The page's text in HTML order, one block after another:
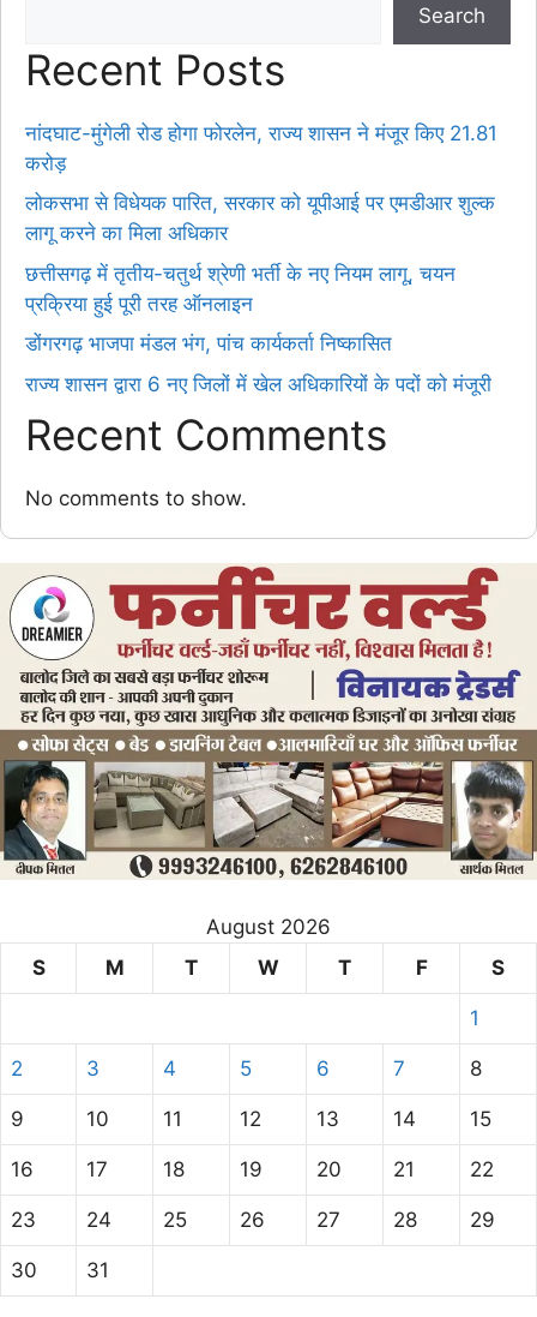
Search
Recent Posts
नांदघाट-मुंगेली रोड होगा फोरलेन, राज्य शासन ने मंजूर किए 21.81
करोड़
लोकसभा से विधेयक पारित, सरकार को यूपीआई पर एमडीआर शुल्क
लागू करने का मिला अधिकार
छत्तीसगढ़ में तृतीय-चतुर्थ श्रेणी भर्ती के नए नियम लागू, चयन
प्रक्रिया हुई पूरी तरह ऑनलाइन
डोंगरगढ़ भाजपा मंडल भंग, पांच कार्यकर्ता निष्कासित
राज्य शासन द्वारा 6 नए जिलों में खेल अधिकारियों के पदों को मंजूरी
Recent Comments
No comments to show.
August 2026
S
M T W T F S
1
2 3 4 5 6 7 8
9 10 11 12 13 14 15
16 17 18 19 20 21 22
23 24 25 26 27 28 29
30 31